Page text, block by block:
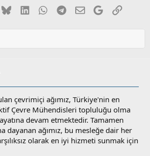
u
z
o
l
BlueskyLinkedInWhatsApp
Telegram
E-postaGoogleLink
çevrimiçi ağımız, Türkiye'nin en
Çevre Mühendisleri topluluğu olma
devam etmektedir. Tamamen
dayanan ağımız, bu mesleğe dair her
olarak en iyi hizmeti sunmak için